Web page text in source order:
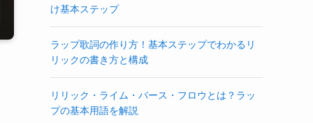
け基本ステップ
ラップ歌詞の作り方！基本ステップでわかるリ
リックの書き方と構成
リリック・ライム・バース・フロウとは？ラッ
プの基本用語を解説